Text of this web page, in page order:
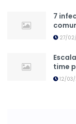
7
27/
time
12/